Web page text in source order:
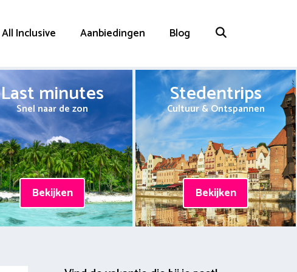
All Inclusive Aanbiedingen Blog
Last minutes
Snel naar de zon
Bekijken
Stedentrips
Cultuur & Ontspannen
Bekijken